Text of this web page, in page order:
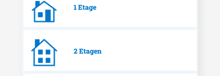
1 Etage
2 Etagen